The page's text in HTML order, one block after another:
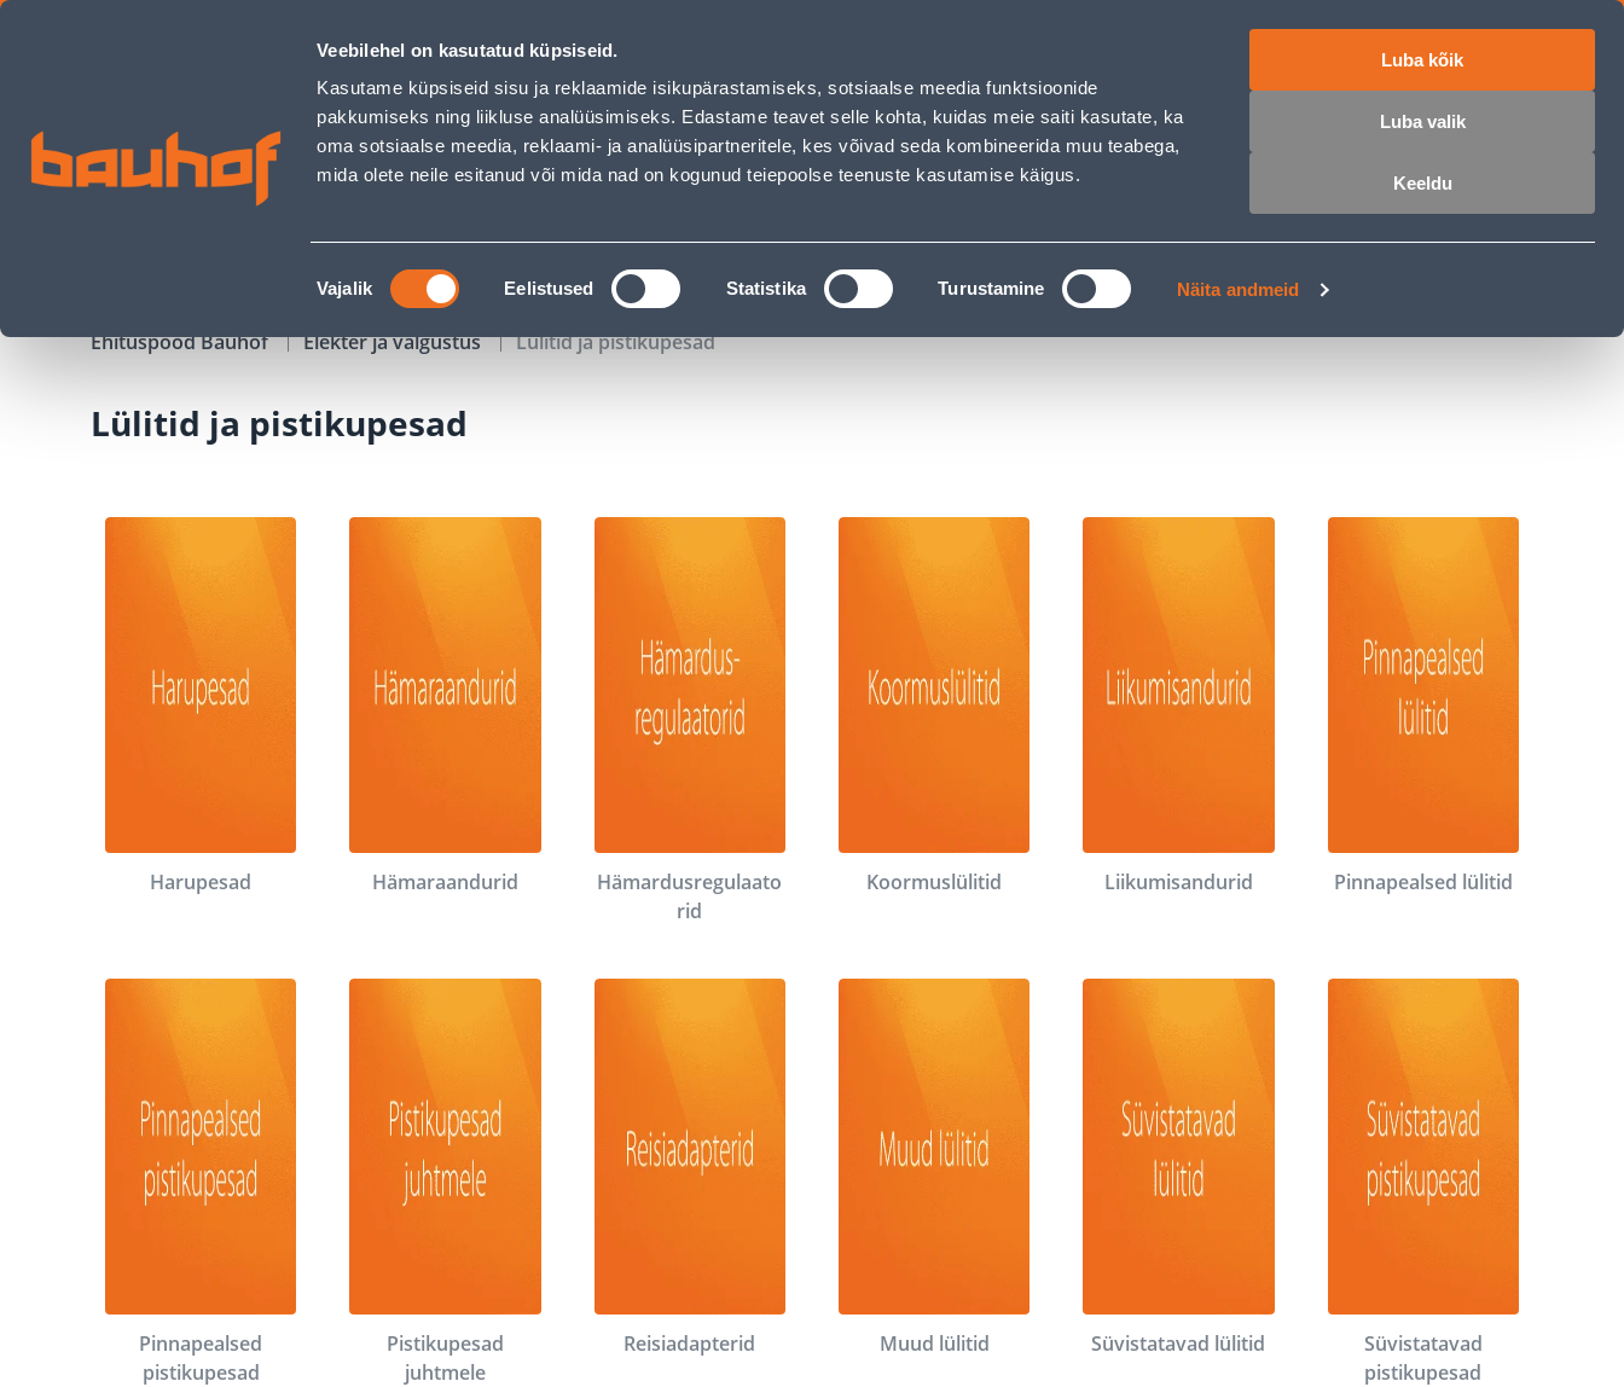
Veebilehel on kasutatud küpsiseid.
Kasutame küpsiseid sisu ja reklaamide isikupärastamiseks, sotsiaalse meedia funktsioonide
pakkumiseks ning liikluse analüüsimiseks. Edastame teavet selle kohta, kuidas meie saiti kasutate, ka
oma sotsiaalse meedia, reklaami- ja analüüsipartneritele, kes võivad seda kombineerida muu teabega,
mida olete neile esitanud või mida nad on kogunud teiepoolse teenuste kasutamise käigus.
Nõusoleku
valik
Vajalik Eelistused Statistika Turustamine Näita andmeid
Luba kõik
Luba valik
Keeldu
Lülitid ja pistikupesad - Bauhof has loaded
Äriklienditeenindus Klienditeenindus Teenused Karjäärileht
OTSI Logi sisse
KAMPAANIAD KATALOOGID TÖÖRIISTALAENUTUS JÄRELMAKS
Ehituspood Bauhof Elekter ja valgustus Lülitid ja pistikupesad
Lülitid ja pistikupesad
Harupesad Hämaraandurid
Hämardusregulaato
rid
Koormuslülitid Liikumisandurid Pinnapealsed lülitid
Pinnapealsed
pistikupesad
Pistikupesad
juhtmele
Reisiadapterid Muud lülitid Süvistatavad lülitid
Süvistatavad
pistikupesad